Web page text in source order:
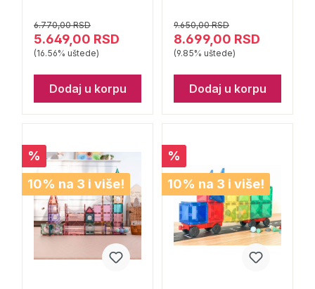
6.770,00 RSD
5.649,00 RSD
(16.56% uštede)
Dodaj u korpu
9.650,00 RSD
8.699,00 RSD
(9.85% uštede)
Dodaj u korpu
%
10% na 3 i više!
%
10% na 3 i više!